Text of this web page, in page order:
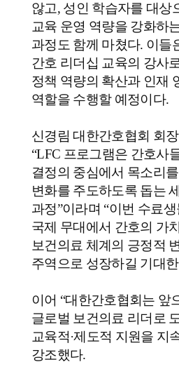
않고, 성인 학습자를 대상
교육 운영 역량을 강화하
과정도 함께 마쳤다. 이들
간호 리더십 교육의 강사
정책 역량의 확산과 인재
역할을 수행할 예정이다.
신경림 대한간호협회 회
“LFC 프로그램은 간호사
결정의 중심에서 목소리
변화를 주도하도록 돕는
과정”이라며 “이번 수료
국제 무대에서 간호의 가
보건의료 체계의 긍정적
주역으로 성장하길 기대
이어 “대한간호협회는 앞
글로벌 보건의료 리더로
교육적·제도적 지원을 지
강조했다.